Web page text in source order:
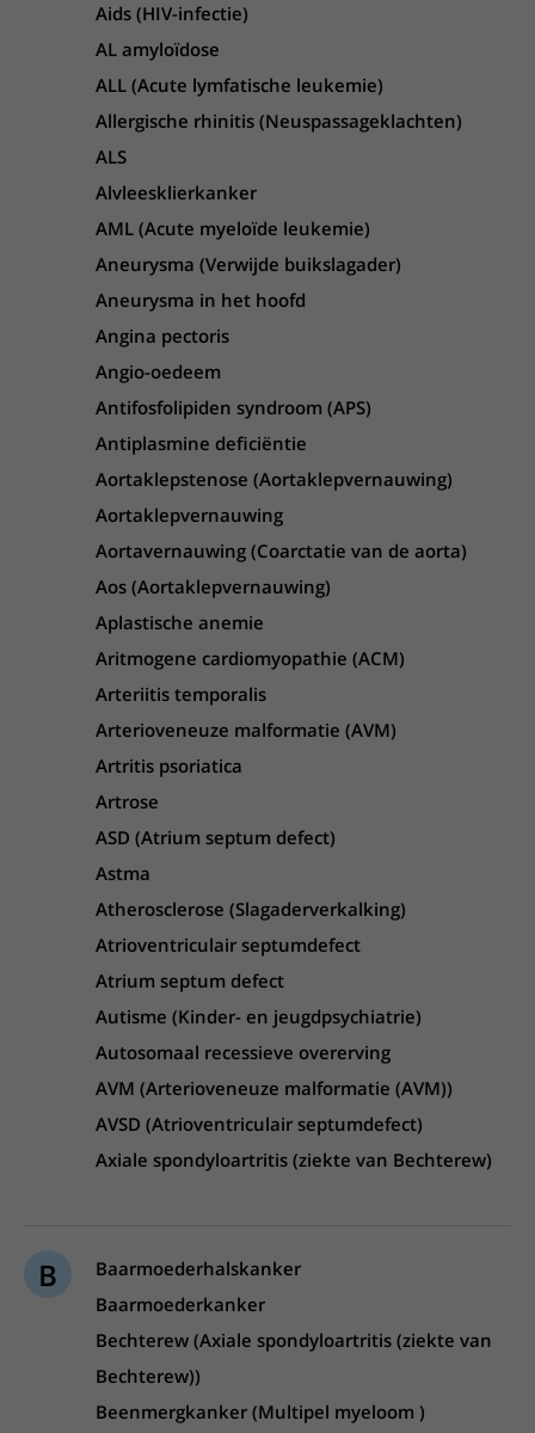
Aids (HIV-infectie)
AL amyloïdose
ALL (Acute lymfatische leukemie)
Allergische rhinitis (Neuspassageklachten)
ALS
Alvleesklierkanker
AML (Acute myeloïde leukemie)
Aneurysma (Verwijde buikslagader)
Aneurysma in het hoofd
Angina pectoris
Angio-oedeem
Antifosfolipiden syndroom (APS)
Antiplasmine deficiëntie
Aortaklepstenose (Aortaklepvernauwing)
Aortaklepvernauwing
Aortavernauwing (Coarctatie van de aorta)
Aos (Aortaklepvernauwing)
Aplastische anemie
Aritmogene cardiomyopathie (ACM)
Arteriitis temporalis
Arterioveneuze malformatie (AVM)
Artritis psoriatica
Artrose
ASD (Atrium septum defect)
Astma
Atherosclerose (Slagaderverkalking)
Atrioventriculair septumdefect
Atrium septum defect
Autisme (Kinder- en jeugdpsychiatrie)
Autosomaal recessieve overerving
AVM (Arterioveneuze malformatie (AVM))
AVSD (Atrioventriculair septumdefect)
Axiale spondyloartritis (ziekte van Bechterew)
B
Baarmoederhalskanker
Baarmoederkanker
Bechterew (Axiale spondyloartritis (ziekte van
Bechterew))
Beenmergkanker (Multipel myeloom )